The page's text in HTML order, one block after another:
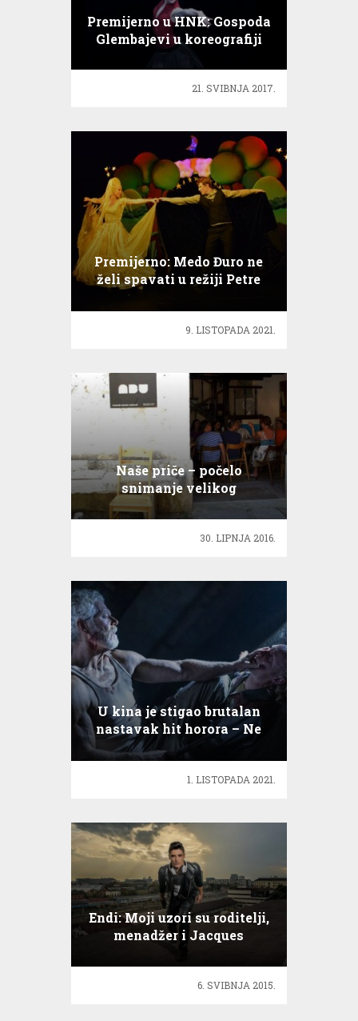
Premijerno u HNK: Gospoda
Glembajevi u koreografiji
Lea Mujića
21. SVIBNJA 2017.
Premijerno: Medo Đuro ne
želi spavati u režiji Petre
9. LISTOPADA 2021.
Naše priče – počelo
snimanje velikog
regionalnog projekta
30. LIPNJA 2016.
U kina je stigao brutalan
nastavak hit horora – Ne
diši 2
1. LISTOPADA 2021.
Endi: Moji uzori su roditelji,
menadžer i Jacques
6. SVIBNJA 2015.